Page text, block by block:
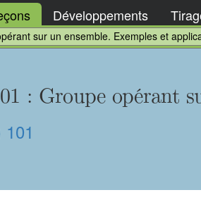
Développements
sur un ensemble. Exemples et
: Groupe opérant